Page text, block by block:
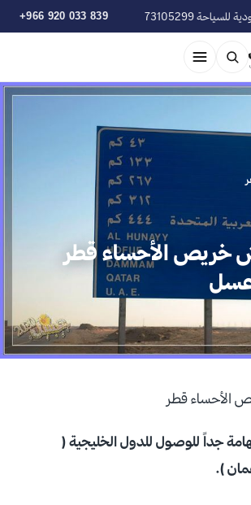
73105299
+966 920 033 839
خريص الأحساء قطر
عسل
الأحساء قطر
جداً للوصول للدول الخليجية (
).